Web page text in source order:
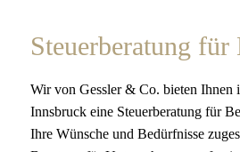
Steuerberatung für
Wir von Gessler & Co. bieten Ihnen
Innsbruck eine Steuerberatung für
Ihre Wünsche und Bedürfnisse